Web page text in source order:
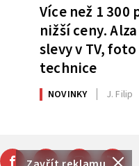
Více než 1
nižší ceny.
slevy v TV,
technice
NOVINKY J. Filip